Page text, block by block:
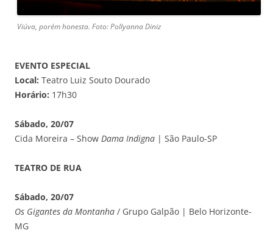
Viúva, porém honesta. Foto: Pollyanna Diniz
EVENTO ESPECIAL
Local: Teatro Luiz Souto Dourado
Horário: 17h30
Sábado, 20/07
Cida Moreira – Show Dama Indigna | São Paulo-SP
TEATRO DE RUA
Sábado, 20/07
Os Gigantes da Montanha / Grupo Galpão | Belo Horizonte-
MG